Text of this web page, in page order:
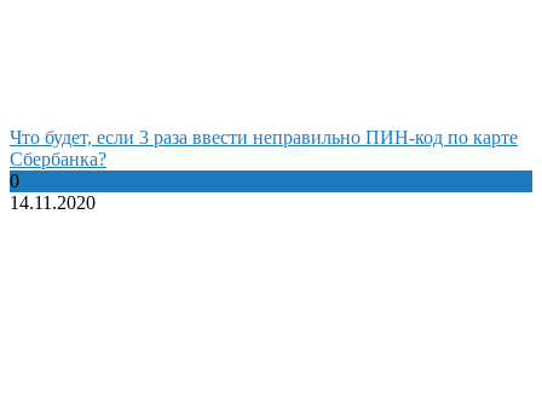
Что будет, если 3 раза ввести неправильно ПИН-код по карте
Сбербанка?
0
14.11.2020